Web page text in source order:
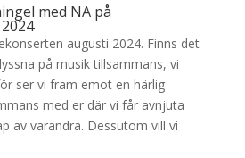
med NA på
augusti 2024. Finns det
på musik tillsammans, vi
ser vi fram emot en härlig
med er där vi får avnjuta
av varandra. Dessutom vill vi